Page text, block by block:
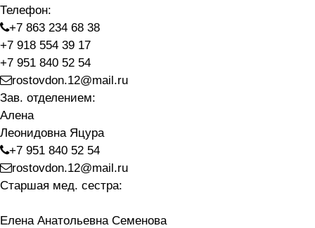
Телефон:
+7 863 234 68 38​
+7 918 554 39 17
+7 951 840 52 54
rostovdon.12@mail.ru
Зав. отделением:
Алена
Леонидовна Яцура
+7 951 840 52 54
rostovdon.12@mail.ru
Старшая мед. сестра:
Елена Анатольевна Семенова